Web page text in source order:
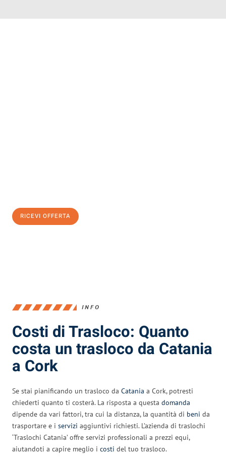
RICEVI OFFERTA
INFO
Costi di Trasloco: Quanto
costa un trasloco da Catania
a Cork
Se stai pianificando un trasloco da Catania a Cork, potresti
chiederti quanto ti costerà. La risposta a questa domanda
dipende da vari fattori, tra cui la distanza, la quantità di beni da
trasportare e i servizi aggiuntivi richiesti. L’azienda di traslochi
‘Traslochi Catania’ offre servizi professionali a prezzi equi,
aiutandoti a capire meglio i costi del tuo trasloco.